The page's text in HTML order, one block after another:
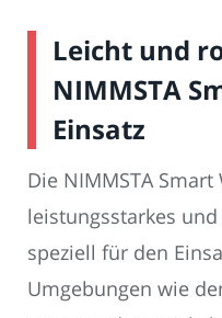
Leicht und
NIMMSTA
Einsatz
Die NIMMSTA
leistungsstarkes
speziell für den
Umgebungen wie